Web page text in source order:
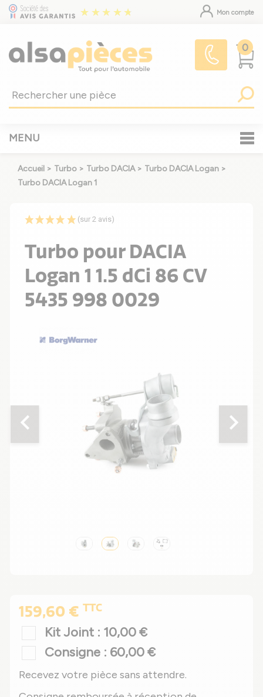
Mon compte
0
MENU
Accueil > Turbo > Turbo DACIA > Turbo DACIA Logan >
Turbo DACIA Logan 1
(sur 2 avis)
Turbo pour DACIA
Logan 1 1.5 dCi 86 CV
5435 998 0029
chevron_left chevron_right
159,60 € TTC
Kit Joint : 10,00 €
Consigne : 60,00 €
Recevez votre pièce sans attendre.